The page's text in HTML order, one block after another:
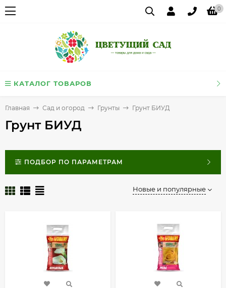
0
КАТАЛОГ ТОВАРОВ
Главная Сад и огород Грунты Грунт БИУД
Грунт БИУД
ПОДБОР ПО ПАРАМЕТРАМ
Новые и популярные